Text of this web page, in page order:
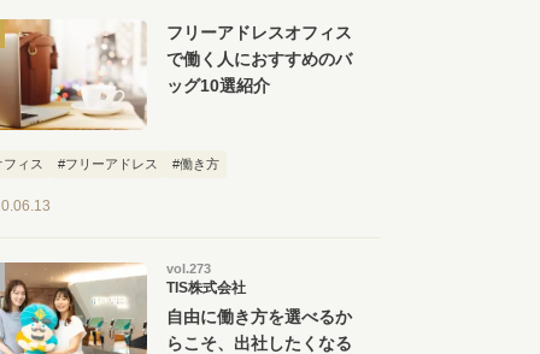
フリーアドレスオフィス
で働く人におすすめのバ
ッグ10選紹介
フィス #フリーアドレス #働き方
vol.273
TIS株式会社
自由に働き方を選べるか
らこそ、出社したくなる